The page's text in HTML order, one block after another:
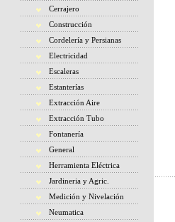
Cerrajero
Construcción
Cordelería y Persianas
Electricidad
Escaleras
Estanterías
Extracción Aire
Extracción Tubo
Fontanería
General
Herramienta Eléctrica
Jardineria y Agric.
Medición y Nivelación
Neumatica